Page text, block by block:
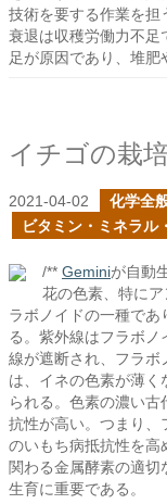
技術を要する作業を担
衰退は収穫労働力不足
足が原因であり、堆肥
イチゴの栽
2021-04-02 化学全
ビタミン・ミネラル
/** Geminiが自動
花の色素、特に
ラボノイドの一種であ
る。紫外線はフラボ
線が遮断され、フラボ
は、イネの色素が薄く
られる。色素の濃い
抗性が高い。つまり、
のいもち病抵抗性を高
関わる金属酵素の適
生育に重要である。